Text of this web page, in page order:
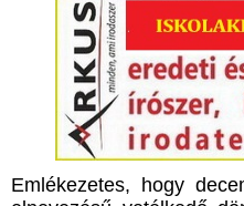
Emlékezetes, hogy